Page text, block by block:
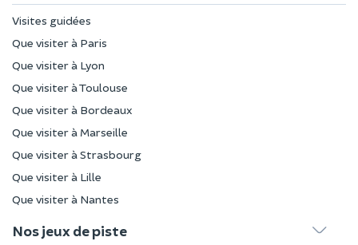
Visites guidées
Que visiter à Paris
Que visiter à Lyon
Que visiter à Toulouse
Que visiter à Bordeaux
Que visiter à Marseille
Que visiter à Strasbourg
Que visiter à Lille
Que visiter à Nantes
Nos jeux de piste